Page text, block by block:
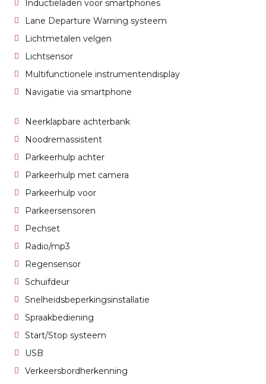
Inductieladen voor smartphones
Lane Departure Warning systeem
Lichtmetalen velgen
Lichtsensor
Multifunctionele instrumentendisplay
Navigatie via smartphone
Neerklapbare achterbank
Noodremassistent
Parkeerhulp achter
Parkeerhulp met camera
Parkeerhulp voor
Parkeersensoren
Pechset
Radio/mp3
Regensensor
Schuifdeur
Snelheidsbeperkingsinstallatie
Spraakbediening
Start/Stop systeem
USB
Verkeersbordherkenning